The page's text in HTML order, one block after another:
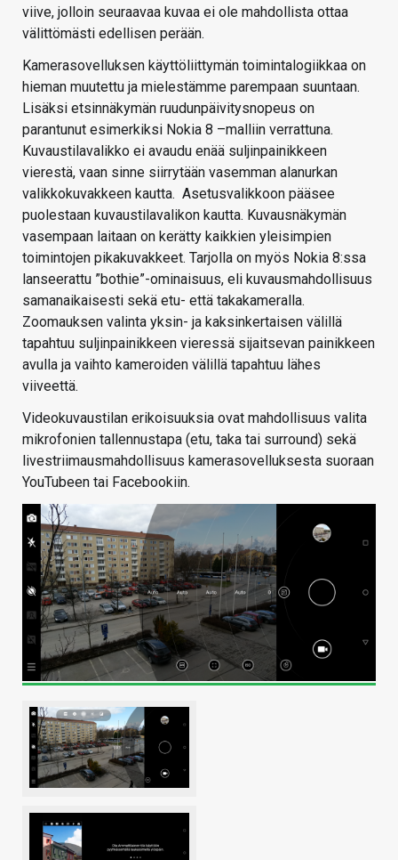
viive, jolloin seuraavaa kuvaa ei ole mahdollista ottaa
välittömästi edellisen perään.
Kamerasovelluksen käyttöliittymän toimintalogiikkaa on
hieman muutettu ja mielestämme parempaan suuntaan.
Lisäksi etsinnäkymän ruudunpäivitysnopeus on
parantunut esimerkiksi Nokia 8 –malliin verrattuna.
Kuvaustilavalikko ei avaudu enää suljinpainikkeen
vierestä, vaan sinne siirrytään vasemman alanurkan
valikkokuvakkeen kautta. Asetusvalikkoon pääsee
puolestaan kuvaustilavalikon kautta. Kuvausnäkymän
vasempaan laitaan on kerätty kaikkien yleisimpien
toimintojen pikakuvakkeet. Tarjolla on myös Nokia 8:ssa
lanseerattu ”bothie”-ominaisuus, eli kuvausmahdollisuus
samanaikaisesti sekä etu- että takakameralla.
Zoomauksen valinta yksin- ja kaksinkertaisen välillä
tapahtuu suljinpainikkeen vieressä sijaitsevan painikkeen
avulla ja vaihto kameroiden välillä tapahtuu lähes
viiveettä.
Videokuvaustilan erikoisuuksia ovat mahdollisuus valita
mikrofonien tallennustapa (etu, taka tai surround) sekä
livestriimausmahdollisuus kamerasovelluksesta suoraan
YouTubeen tai Facebookiin.